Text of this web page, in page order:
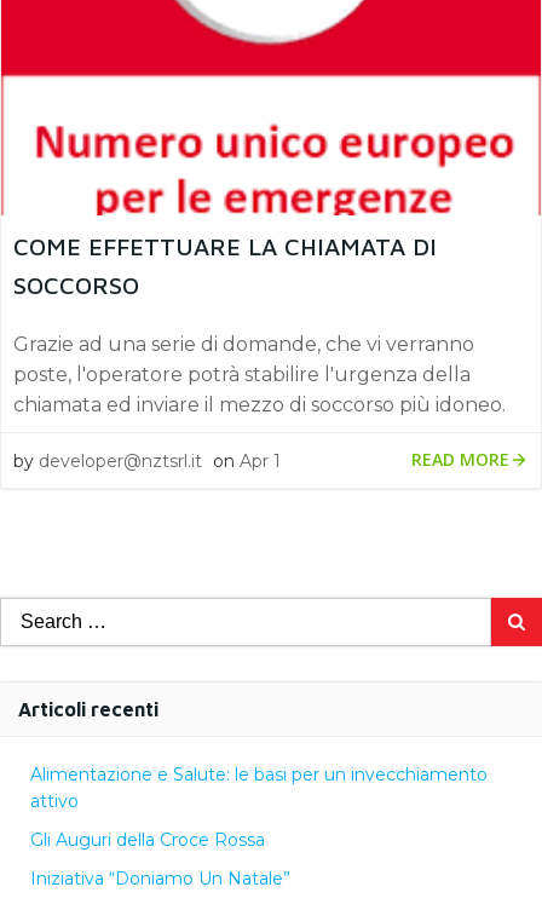
COME EFFETTUARE LA CHIAMATA DI
SOCCORSO
Grazie ad una serie di domande, che vi verranno
poste, l'operatore potrà stabilire l'urgenza della
chiamata ed inviare il mezzo di soccorso più idoneo.
by developer@nztsrl.it on Apr 1 READ MORE
Search
for:
Articoli recenti
Alimentazione e Salute: le basi per un invecchiamento
attivo
Gli Auguri della Croce Rossa
Iniziativa “Doniamo Un Natale”